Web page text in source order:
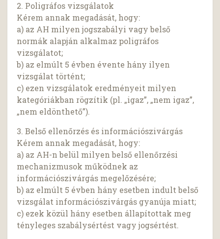
2. Poligráfos vizsgálatok
Kérem annak megadását, hogy:
a) az AH milyen jogszabályi vagy belső
normák alapján alkalmaz poligráfos
vizsgálatot;
b) az elmúlt 5 évben évente hány ilyen
vizsgálat történt;
c) ezen vizsgálatok eredményeit milyen
kategóriákban rögzítik (pl. „igaz”, „nem igaz”,
„nem eldönthető”).
3. Belső ellenőrzés és információszivárgás
Kérem annak megadását, hogy:
a) az AH-n belül milyen belső ellenőrzési
mechanizmusok működnek az
információszivárgás megelőzésére;
b) az elmúlt 5 évben hány esetben indult belső
vizsgálat információszivárgás gyanúja miatt;
c) ezek közül hány esetben állapítottak meg
tényleges szabálysértést vagy jogsértést.